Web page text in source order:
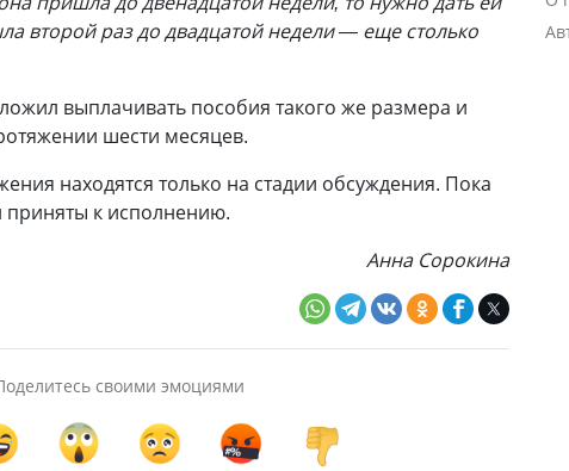
второй раз до двадцатой недели — еще столько
выплачивать пособия такого же размера и
шести месяцев.
находятся только на стадии обсуждения. Пока
приняты к исполнению.
Анна Сорокина
своими эмоциями